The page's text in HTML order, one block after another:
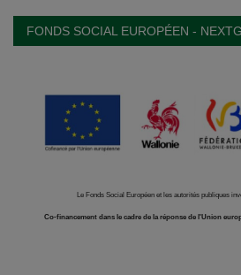
FONDS SOCIAL EUROPÉEN -
Le Fonds Social Européen et les autorités publiques
Co-financement dans le cadre de la réponse de l'Union